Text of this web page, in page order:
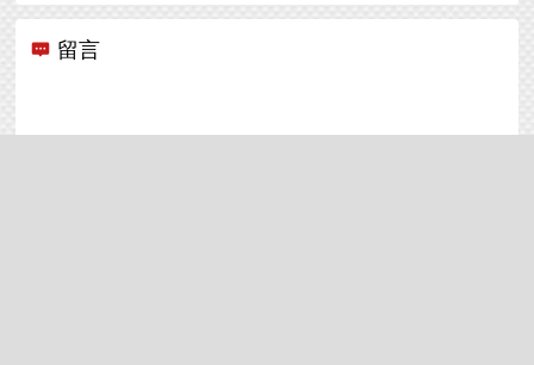
留言